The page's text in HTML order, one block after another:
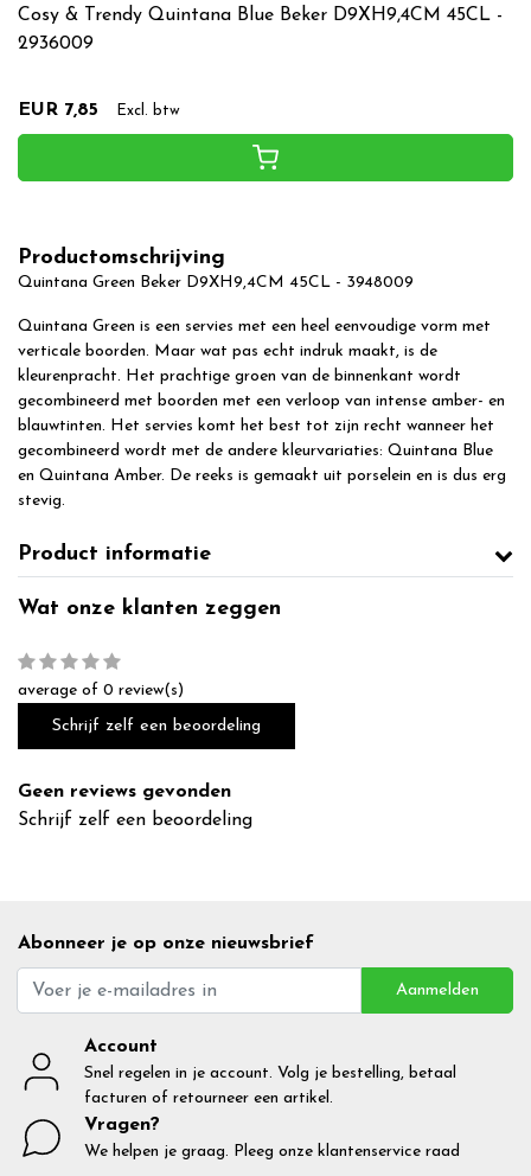
Cosy & Trendy Quintana Blue Beker D9XH9,4CM 45CL -
2936009
EUR 7,85 Excl. btw
Productomschrijving
Quintana Green Beker D9XH9,4CM 45CL - 3948009
Quintana Green is een servies met een heel eenvoudige vorm met
verticale boorden. Maar wat pas echt indruk maakt, is de
kleurenpracht. Het prachtige groen van de binnenkant wordt
gecombineerd met boorden met een verloop van intense amber- en
blauwtinten. Het servies komt het best tot zijn recht wanneer het
gecombineerd wordt met de andere kleurvariaties: Quintana Blue
en Quintana Amber. De reeks is gemaakt uit porselein en is dus erg
stevig.
Product informatie
Wat onze klanten zeggen
average of 0 review(s)
Schrijf zelf een beoordeling
Geen reviews gevonden
Schrijf zelf een beoordeling
Abonneer je op onze nieuwsbrief
Aanmelden
Account
Snel regelen in je account. Volg je bestelling, betaal
facturen of retourneer een artikel.
Vragen?
We helpen je graag. Pleeg onze klantenservice raad